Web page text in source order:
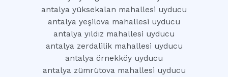
antalya yüksekalan mahallesi uyducu
antalya yeşilova mahallesi uyducu
antalya yıldız mahallesi uyducu
antalya zerdalilik mahallesi uyducu
antalya örnekköy uyducu
antalya zümrütova mahallesi uyducu